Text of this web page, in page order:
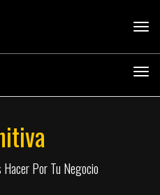
Hacer Por Tu Negocio